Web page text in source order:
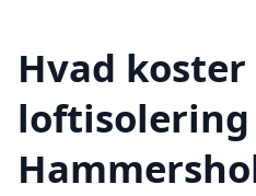
Hvad koster